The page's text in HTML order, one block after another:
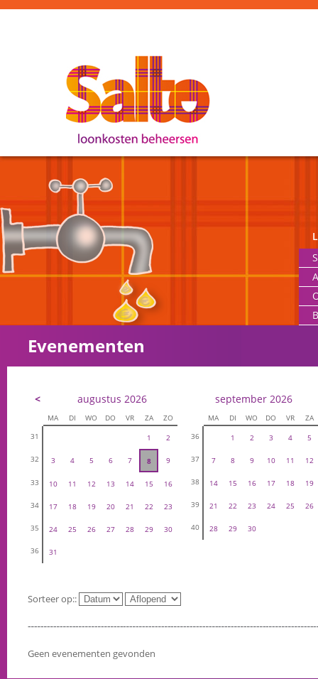
Evenementen
< augustus 2026
MA DI WO DO VR ZA
ZO
31
1 2
32 3 4 5 6 7 8 9
33 10 11 12 13 14 15 16
34 17 18 19 20 21 22 23
35 24 25 26 27 28 29 30
36 31
september 2026
MA DI WO DO VR
ZA
36
1 2 3 4 5
37 7 8 9 10 11 12
38 14 15 16 17 18 19
39 21 22 23 24 25 26
40 28 29 30
Sorteer op::
Geen evenementen gevonden